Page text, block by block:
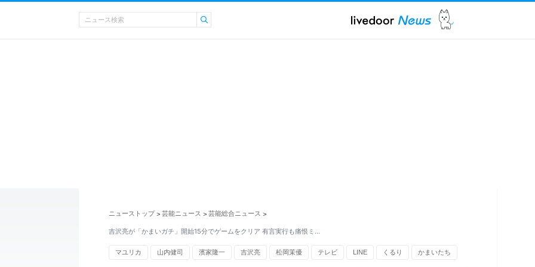
ニューストップ > 芸能ニュース > 芸能総合ニュース >
吉沢亮が「かまいガチ」開始15分でゲームをクリア 有言実行も痛恨ミ…
マユリカ 山内健司 濱家隆一 吉沢亮 松岡茉優 テレビ LINE くるり かまいたち